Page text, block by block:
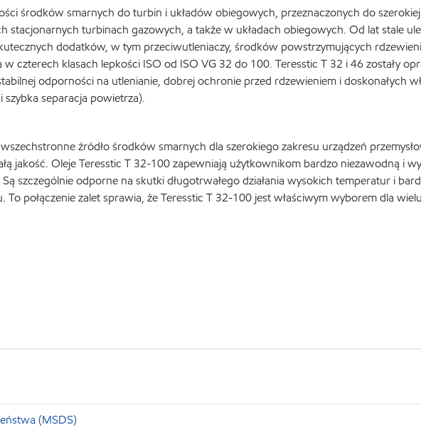
środków smarnych do turbin i układów obiegowych, przeznaczonych do
turbinach gazowych, a także w układach obiegowych. Od lat stale
dodatków, w tym przeciwutleniaczy, środków powstrzymujących
czterech klasach lepkości ISO od ISO VG 32 do 100. Teresstic T 32 i 46 zostały
odporności na utlenianie, dobrej ochronie przed rdzewieniem i doskonałych
szybka separacja powietrza).
źródło środków smarnych dla szerokiego zakresu urządzeń
jakość. Oleje Teresstic T 32-100 zapewniają użytkownikom bardzo niezawodną i
szczególnie odporne na skutki długotrwałego działania wysokich temperatur i
To połączenie zalet sprawia, że Teresstic T 32-100 jest właściwym wyborem dla
(MSDS)